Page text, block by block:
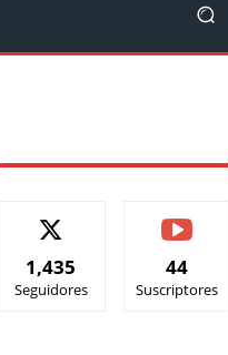
1,435
Seguidores
44
Suscriptores